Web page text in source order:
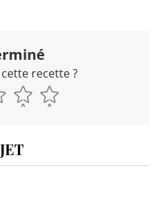
recette ?